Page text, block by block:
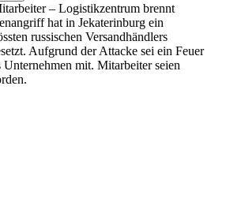
– Logistikzentrum brennt
hat in Jekaterinburg ein
russischen Versandhändlers
Aufgrund der Attacke sei ein Feuer
Unternehmen mit. Mitarbeiter seien